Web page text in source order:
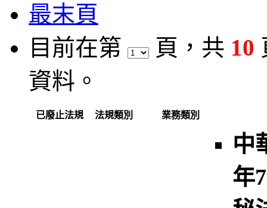
最末頁
目前在第
頁 ，共 10
資料。
已廢止法規 法規類別 業務類別
中
年